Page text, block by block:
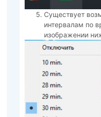
Существует
интервалам по
изображении